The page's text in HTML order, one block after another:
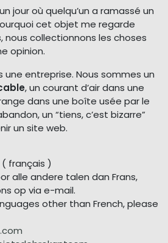
jour où quelqu’un a ramassé un
cet objet me regarde
nous collectionnons les choses
opinion.
une entreprise. Nous sommes un
, un courant d’air dans une
dans une boîte usée par le
un “tiens, c’est bizarre”
un site web.
( français )
alle andere talen dan Frans,
op via e-mail.
other than French, please